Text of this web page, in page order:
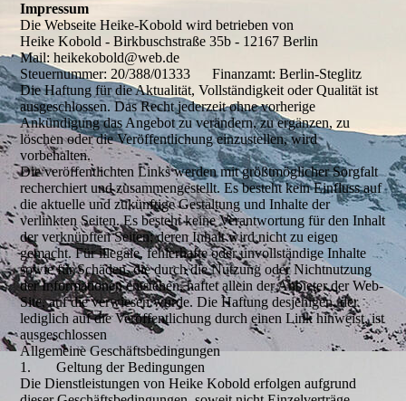
Impressum
Die Webseite Heike-Kobold wird betrieben von
Heike Kobold - Birkbuschstraße 35b - 12167 Berlin
Mail: heikekobold@web.de
Steuernummer: 20/388/01333 Finanzamt: Berlin-Steglitz
Die Haftung für die Aktualität, Vollständigkeit oder Qualität ist
ausgeschlossen. Das Recht jederzeit ohne vorherige
Ankündigung das Angebot zu verändern, zu ergänzen, zu
löschen oder die Veröffentlichung einzustellen, wird
vorbehalten.
Die veröffentlichten Links werden mit größtmöglicher Sorgfalt
recherchiert und zusammengestellt. Es besteht kein Einfluss auf
die aktuelle und zukünftige Gestaltung und Inhalte der
verlinkten Seiten. Es besteht keine Verantwortung für den Inhalt
der verknüpften Seiten; deren Inhalt wird nicht zu eigen
gemacht. Für illegale, fehlerhafte oder unvollständige Inhalte
sowie für Schäden, die durch die Nutzung oder Nichtnutzung
der Informationen entstehen, haftet allein der Anbieter der Web-
Site, auf die verwiesen wurde. Die Haftung desjenigen, der
lediglich auf die Veröffentlichung durch einen Link hinweist, ist
ausgeschlossen
Allgemeine Geschäftsbedingungen
1. Geltung der Bedingungen
Die Dienstleistungen von Heike Kobold erfolgen aufgrund